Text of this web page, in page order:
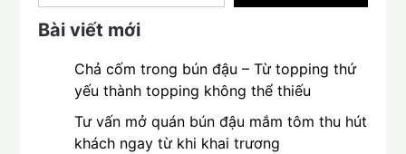
Bài viết mới
Chả cốm trong bún đậu – Từ topping thứ
yếu thành topping không thể thiếu
Tư vấn mở quán bún đậu mắm tôm thu hút
khách ngay từ khi khai trương